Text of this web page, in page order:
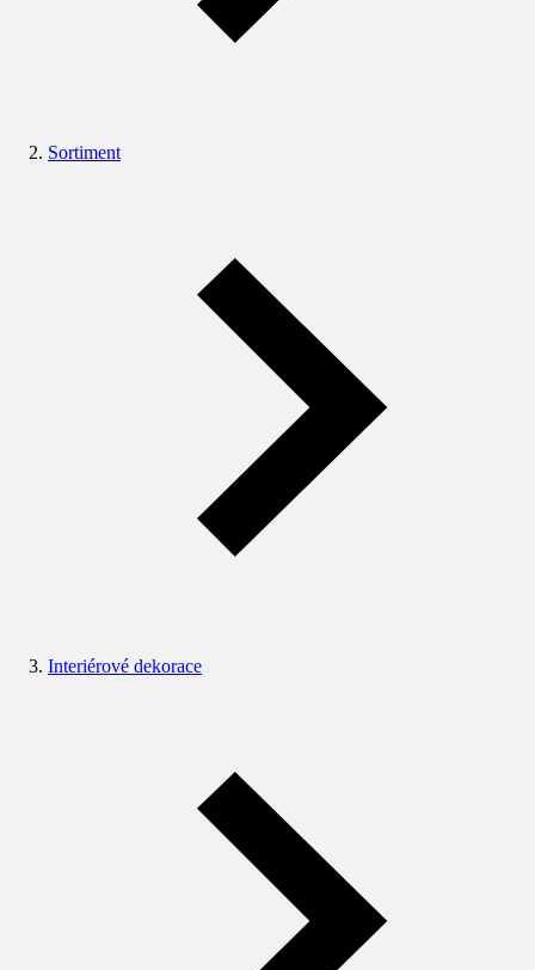
Sortiment
Interiérové dekorace